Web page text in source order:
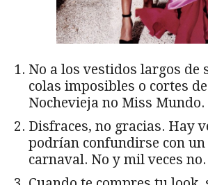
No a los vestidos largos de
colas imposibles o cortes
Nochevieja no Miss Mundo.
Disfraces, no gracias. Hay
podrían confundirse con
carnaval. No y mil veces no.